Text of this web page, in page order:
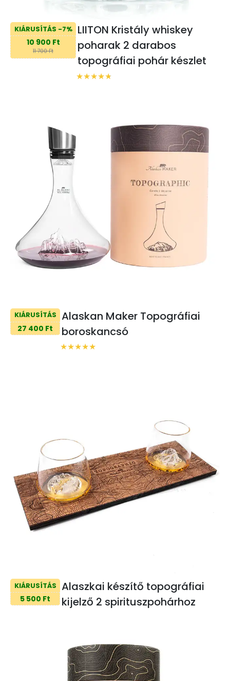
KIÁRUSÍTÁS -7%
10 900 Ft
11 700 Ft
LIITON Kristály whiskey
poharak 2 darabos
topográfiai pohár készlet
KIÁRUSÍTÁS
27 400 Ft
Alaskan Maker Topográfiai
boroskancsó
KIÁRUSÍTÁS
5 500 Ft
Alaszkai készítő topográfiai
kijelző 2 spirituszpohárhoz